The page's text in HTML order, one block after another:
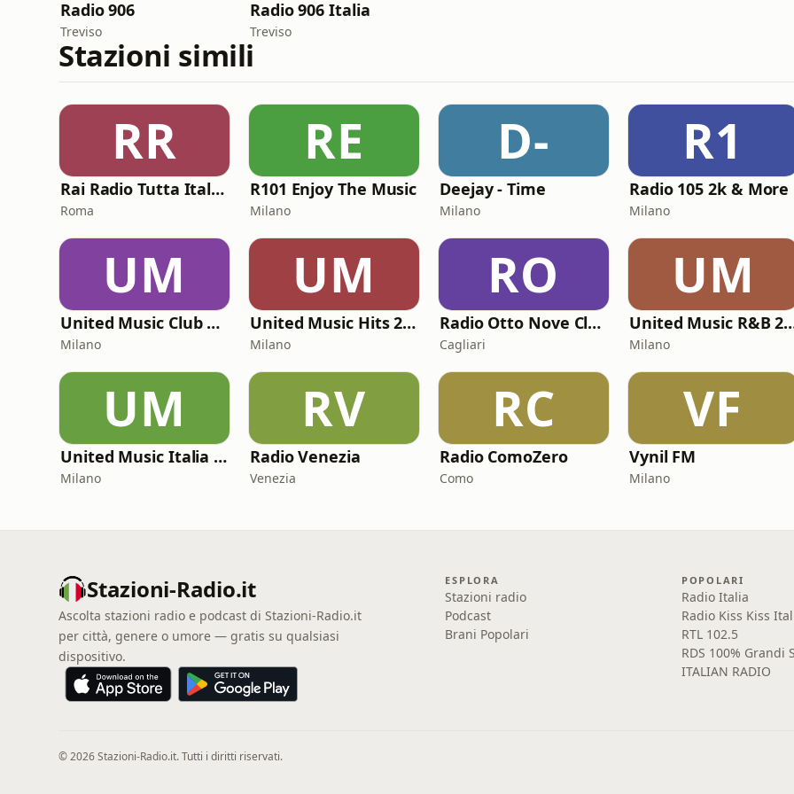
Radio 906
Treviso
Radio 906 Italia
Treviso
Stazioni simili
RR
Rai Radio Tutta Italiana
Roma
RE
R101 Enjoy The Music
Milano
D-
Deejay - Time
Milano
R1
Radio 105 2k & More
Milano
UM
United Music Club 2000
Milano
UM
United Music Hits 2000
Milano
RO
Radio Otto Nove Classics
Cagliari
UM
United
Milano
UM
United Music Italia 2000
Milano
RV
Radio Venezia
Venezia
RC
Radio ComoZero
Como
VF
Vynil FM
Milano
Stazioni-Radio.it
Ascolta stazioni radio e podcast di Stazioni-Radio.it
per città, genere o umore — gratis su qualsiasi
dispositivo.
ESPLORA
Stazioni radio
Podcast
Brani Popolari
POPOLARI
Radio Italia
Radio Kiss Kiss
RTL 102.5
RDS 100% Grandi
ITALIAN RADIO
© 2026 Stazioni-Radio.it. Tutti i diritti riservati.